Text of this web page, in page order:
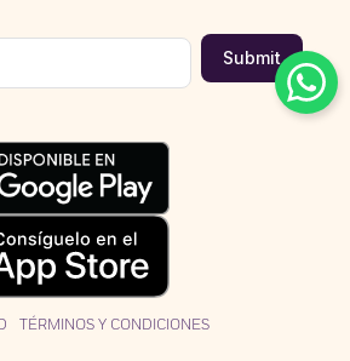
Submit
TÉRMINOS Y CONDICIONES